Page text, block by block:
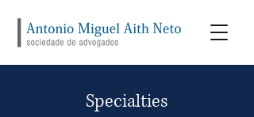
Specialties